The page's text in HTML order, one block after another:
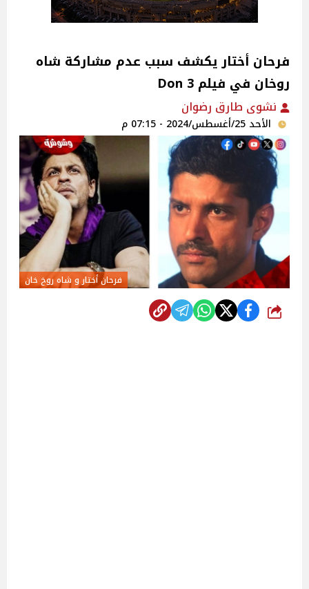
فرحان أختار يكشف سبب عدم مشاركة شاه
روخان في فيلم Don 3
نشوى طارق رضوان
الأحد 25/أغسطس/2024 - 07:15 م
فرحان أختار و شاه روخ خان
شارك